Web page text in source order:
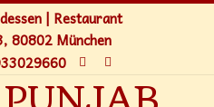
| Restaurant
80802 München